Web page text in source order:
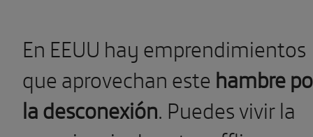
En EEUU hay emprendimientos
que aprovechan este hambre
la desconexión. Puedes vivir la